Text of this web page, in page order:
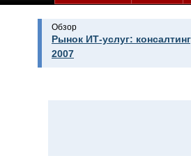
Обзор
Рынок ИТ-услуг:
2007